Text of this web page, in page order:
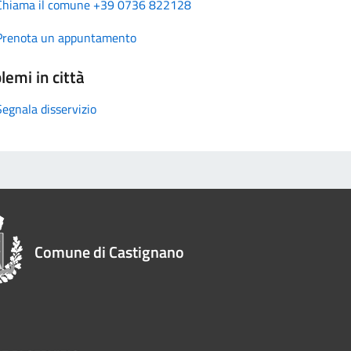
il comune +39 0736 822128
un appuntamento
in città
disservizio
Comune di Castignano